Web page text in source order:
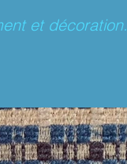
et décoration.